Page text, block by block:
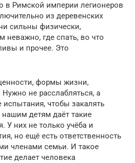
в Римской империи легионеров
из деревенских
сильны физически,
неважно, где спать, во что
и прочее. Это
формы жизни,
не расслабляться, а
испытания, чтобы закалять
детям даёт такие
У них не только учёба и
но ещё есть ответственность
членами семьи. И такое
делает человека